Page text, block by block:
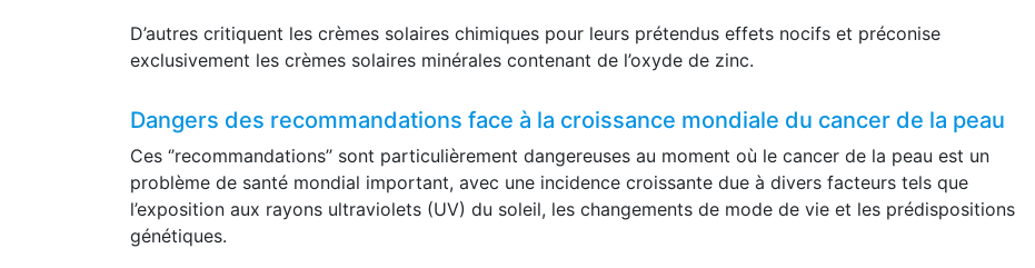
D’autres critiquent les crèmes solaires chimiques pour leurs prétendus effets nocifs et préconise
exclusivement les crèmes solaires minérales contenant de l’oxyde de zinc.
Dangers des recommandations face à la croissance mondiale du cancer de la peau
Ces ‘’recommandations’’ sont particulièrement dangereuses au moment où le cancer de la peau est un
problème de santé mondial important, avec une incidence croissante due à divers facteurs tels que
l’exposition aux rayons ultraviolets (UV) du soleil, les changements de mode de vie et les prédispositions
génétiques.